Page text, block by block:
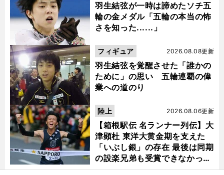
羽生結弦が一時は諦めたソチ五
輪の金メダル「五輪の本当の怖
さを知った......」
羽生結弦を覚醒させた「誰かの
ために」の思い 五輪連覇の偉
業への道のり
2026.08.08更新
フィギュア
【箱根駅伝 名ランナー列伝】大
津顕杜 東洋大黄金期を支えた
「いぶし銀」の存在 最後は同期
の設楽兄弟も受賞できなかった
金栗杯に輝く
2026.08.06更新
陸上